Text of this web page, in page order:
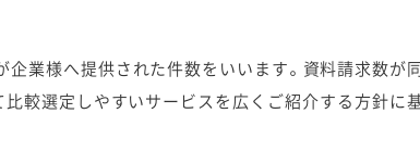
業様へ提供された件数をいいます。資料請求数が
較選定しやすいサービスを広くご紹介する方針に